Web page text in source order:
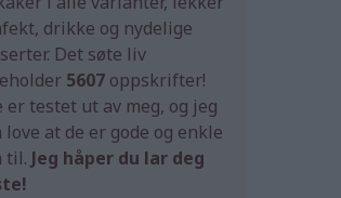
drikke og nydelige
Det søte liv
5607 oppskrifter!
er testet ut av meg, og jeg
love at de er gode og enkle
til. Jeg håper du lar deg